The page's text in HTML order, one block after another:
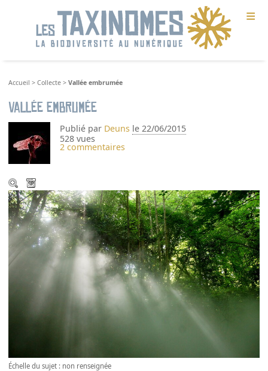
≡
Accueil >Collecte >Vallée embrumée
Vallée embrumée
Publié par Deuns le 22/06/2015
528 vues
2 commentaires
Échelle du sujet : non renseignée